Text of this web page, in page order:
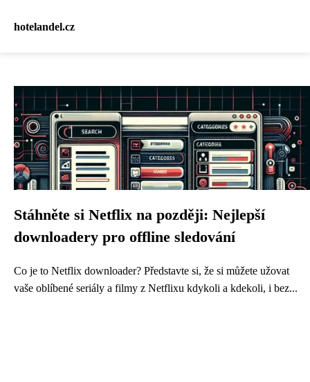
hotelandel.cz
Stáhněte si Netflix na později: Nejlepší
downloadery pro offline sledování
Co je to Netflix downloader? Představte si, že si můžete užovat
vaše oblíbené seriály a filmy z Netflixu kdykoli a kdekoli, i bez...